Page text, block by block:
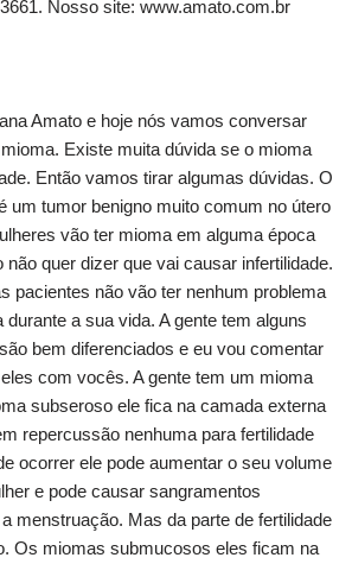
Nosso site: www.amato.com.br
Amato e hoje nós vamos conversar
Existe muita dúvida se o mioma
Então vamos tirar algumas dúvidas. O
um tumor benigno muito comum no útero
vão ter mioma em alguma época
quer dizer que vai causar infertilidade.
pacientes não vão ter nenhum problema
durante a sua vida. A gente tem alguns
bem diferenciados e eu vou comentar
com vocês. A gente tem um mioma
subseroso ele fica na camada externa
repercussão nenhuma para fertilidade
ocorrer ele pode aumentar o seu volume
e pode causar sangramentos
menstruação. Mas da parte de fertilidade
Os miomas submucosos eles ficam na